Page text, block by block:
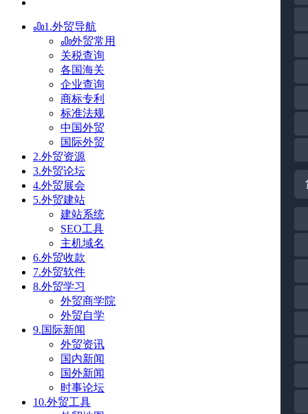
1.外贸导航
外贸常用
关税查询
各国海关
企业查询
商标专利
标准法规
中国外贸
国际外贸
2.外贸资源
3.外贸论坛
4.外贸展会
5.外贸建站
建站系统
SEO工具
主机域名
6.外贸收款
7.外贸软件
8.外贸学习
外贸商学院
外贸自学
9.国际新闻
外贸资讯
国内新闻
国外新闻
时事论坛
10.外贸工具